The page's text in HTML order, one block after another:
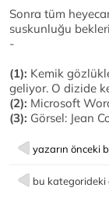
Sonra tüm
suskunluğu
-
(1): Kemik
geliyor. O dizide
(2): Microsoft
(3): Görsel: Jean
yazarın önceki
bu kategorideki